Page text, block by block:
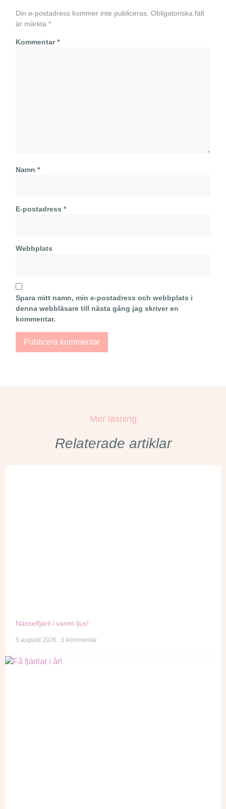
Din e-postadress kommer inte publiceras. Obligatoriska fält
är märkta *
Kommentar*
Namn *
E-postadress *
Webbplats
Spara mitt namn, min e-postadress och webbplats i
denna webbläsare till nästa gång jag skriver en
kommentar.
Mer läsning
Relaterade artiklar
Nässelfjäril i varmt ljus!
5 augusti 2026 1 kommentar